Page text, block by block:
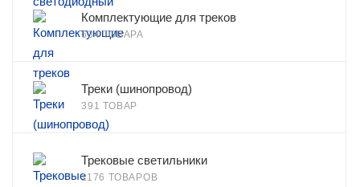
Комплектующие для треков
634 ТОВАРА
Треки (шинопровод)
391 ТОВАР
Трековые светильники
1176 ТОВАРОВ